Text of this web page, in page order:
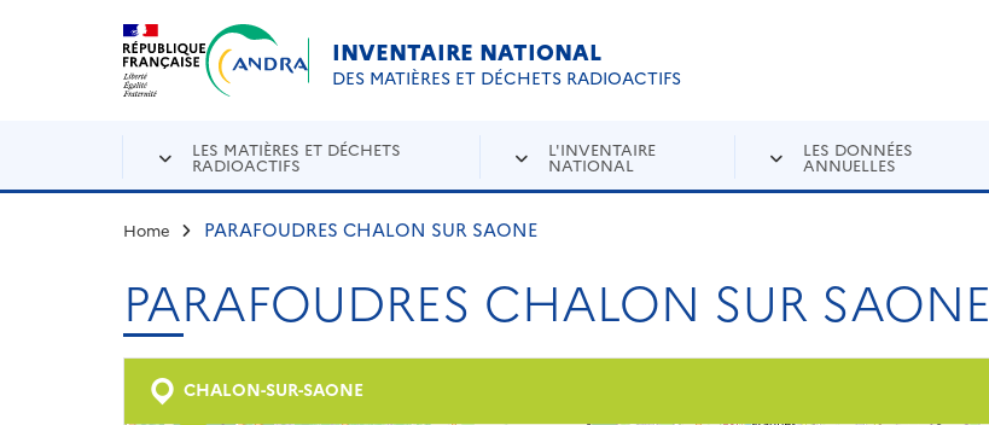
Aller au contenu principal
INVENTAIRE NATIONAL
DES MATIÈRES ET DÉCHETS RADIOACTIFS
LES MATIÈRES ET DÉCHETS
RADIOACTIFS
L'INVENTAIRE
NATIONAL
LES DONNÉES
ANNUELLES
Home PARAFOUDRES CHALON SUR SAONE
PARAFOUDRES CHALON SUR SAONE
CHALON-SUR-SAONE